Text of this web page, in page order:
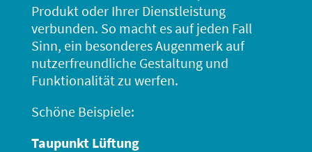
Produkt oder Ihrer Dienstleistung
verbunden. So macht es auf jeden Fall
Sinn, ein besonderes Augenmerk auf
nutzerfreundliche Gestaltung und
Funktionalität zu werfen.
Schöne Beispiele:
Taupunkt Lüftung